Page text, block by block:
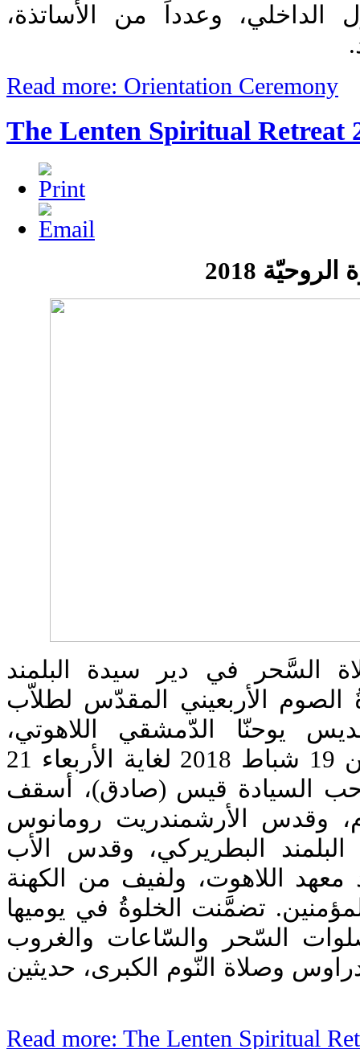
وعدداً من الأساتذة،
Read more: Orientation Ceremony
The Lenten Spiritual Retreat
2018
السَّحر في دير سيدة البلمند
الصوم الأربعيني المقدّس لطلاّب
يوحنّا الدّمشقي اللاهوتي،
والممتدّة من صباح الإثنين 19 شباط 2018 لغاية الأربعاء 21
السيادة قيس (صادق)، أسقف
وقدس الأرشمندريت رومانوس
البطريركي، وقدس الأب
اللاهوت، ولفيف من الكهنة
تضمَّنت الخلوةُ في يوميها
صلوات السّحر والسّاعات والغروب
وصلاة النّوم الكبرى، حديثين
Read more: The Lenten Spiritual